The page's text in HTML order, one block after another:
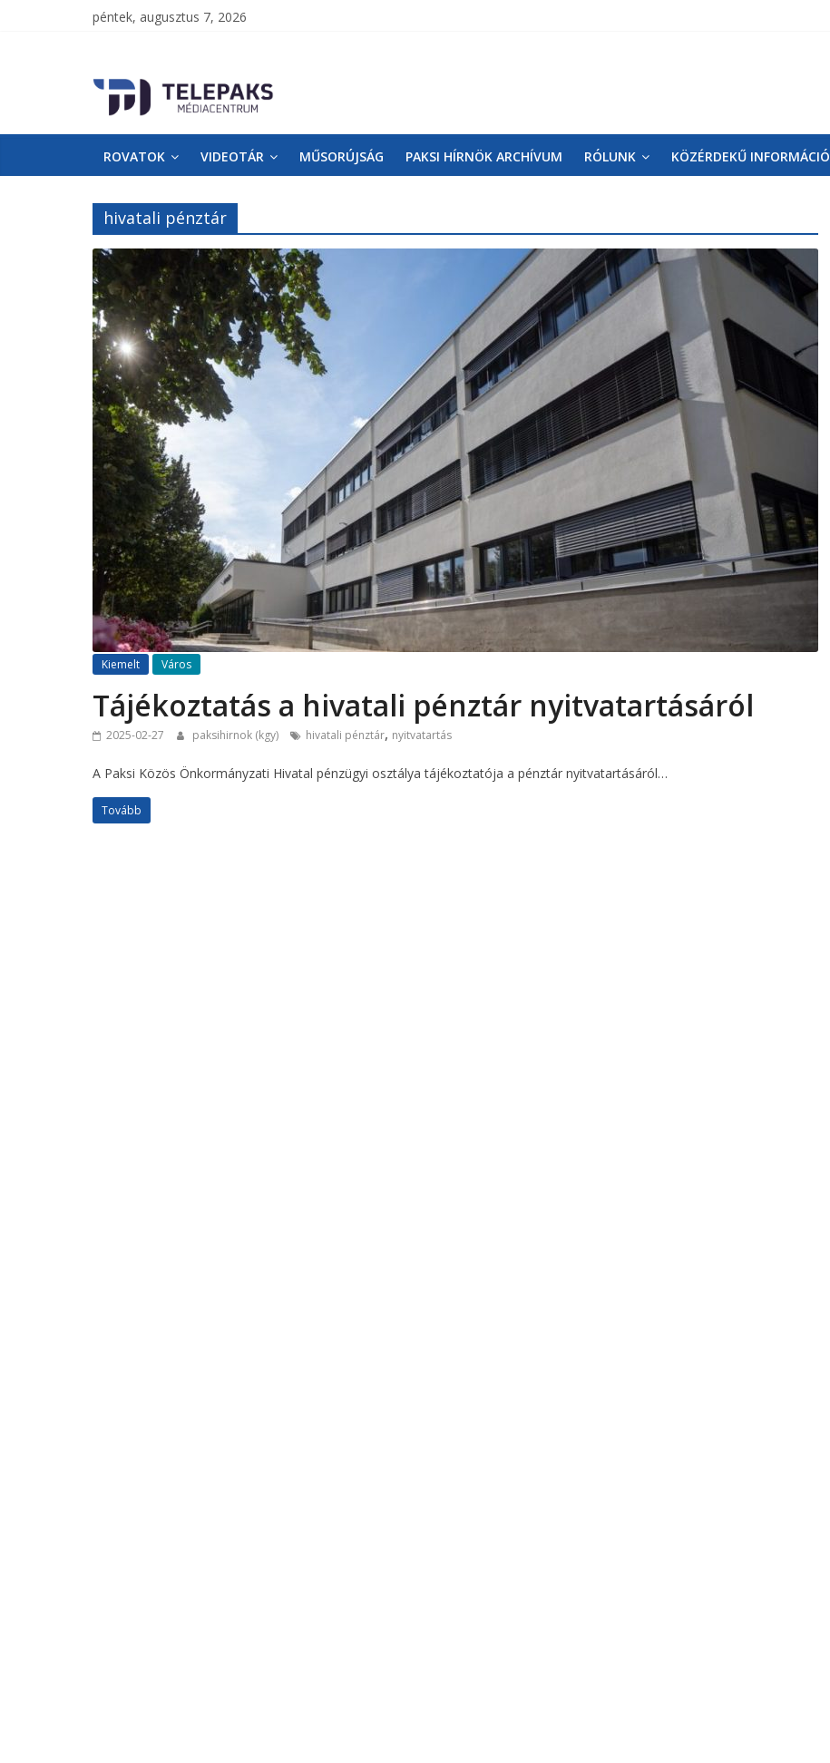
péntek, augusztus 7, 2026
TelePaks
Médiacentrum
TelePaks
Kistérségi
Televízió
honlapja
ROVATOK VIDEOTÁR MŰSORÚJSÁG PAKSI HÍRNÖK ARCHÍVUM RÓLUNK KÖZÉRDEKŰ INFORMÁCIÓ
hivatali pénztár
Kiemelt Város
Tájékoztatás a hivatali pénztár nyitvatartásáról
2025-02-27 paksihirnok (kgy) hivatali pénztár, nyitvatartás
A Paksi Közös Önkormányzati Hivatal pénzügyi osztálya tájékoztatója a pénztár nyitvatartásáról…
Tovább